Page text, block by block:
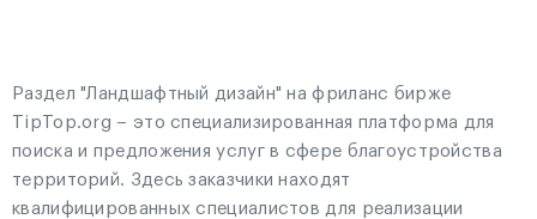
Раздел "Ландшафтный дизайн" на фриланс бирже
TipTop.org – это специализированная платформа для
поиска и предложения услуг в сфере благоустройства
территорий. Здесь заказчики находят
квалифицированных специалистов для реализации